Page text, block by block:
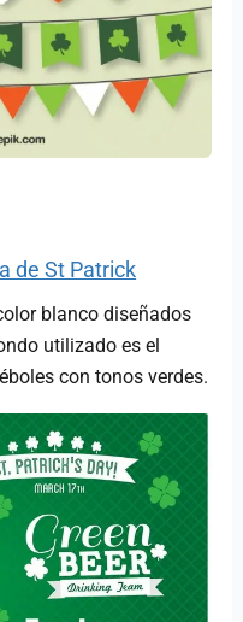
de St Patrick
blanco diseñados
utilizado es el
con tonos verdes.